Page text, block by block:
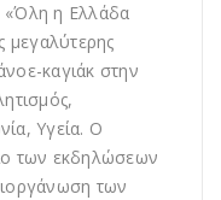
«Όλη η Ελλάδα
μεγαλύτερης
καγιάκ στην
Υγεία. Ο
των εκδηλώσεων
των